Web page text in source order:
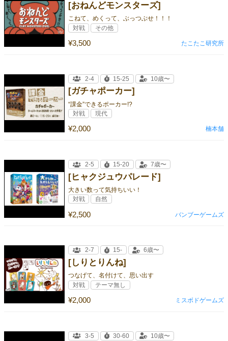
[おねんどモンスターズ]
こねて、めくって、ぶっつぶせ！！！
¥3,500
対戦 その他
たこたこ研究所
[ガチャポーカー]
“課金”できるポーカー!?
¥2,000
2-4 15-25 10歳〜
対戦 現代
楠本舗
[ヒャクジュウパレード]
大きい数って気持ちいい！
¥2,500
2-5 15-20 7歳〜
対戦 自然
バンブーゲームズ
[しりとりんね]
つなげて、名付けて、思い出す
¥2,000
2-7 15- 6歳〜
対戦 テーマ無し
ミスボドゲームズ
3-5 30-60 10歳〜